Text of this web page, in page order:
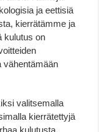
ja eettisiä
kierrätämme ja
kulutus on
vähentämään
valitsemalla
kierrätettyjä